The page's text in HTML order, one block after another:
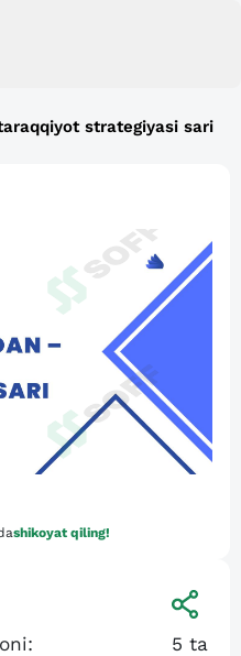
strategiyasi sari
shikoyat qiling!
5 ta